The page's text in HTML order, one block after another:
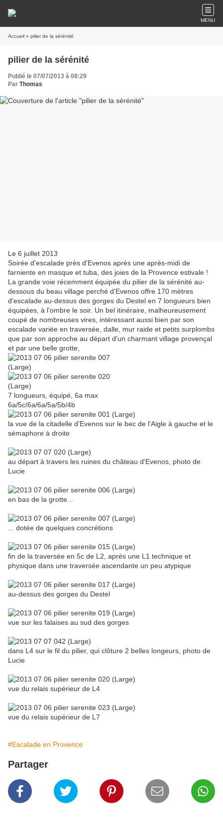
MENU
Accueil » pilier de la sérénité
pilier de la sérénité
Publié le 07/07/2013 à 08:29
Par Thomas
Le 6 juillet 2013
Soirée d'escalade près d'Evenos après une après-midi de
farniente en masque et tuba, des joies de la Provence estivale !
La grande voie récemment équipée du pilier de la sérénité au-
dessous du beau village perché d'Evenos offre 170 mètres
d'escalade au-dessus des gorges du Destel en 7 longueurs bien
équipées, à l'ombre le soir. Un bel itinéraire, malheureusement
coupé de nombreuses vires, intéressant aussi bien par son
escalade variée en traversée, dalle, mur raide et petits surplombs
que par son approche au départ d'un charmant village provençal
et par une belle grotte,
7 longueurs, équipé, 6a max
6a/5c/6a/6a/5a/5b/4b
la vue de la citadelle d'Evenos sur le bec de l'Aigle à gauche et le
sémaphore à droite
au départ à travers les ruines du château d'Evenos, photo de
Lucie
en bas de la grotte...
... dotée de quelques concrétions
fin de la traversée en 5c de L2, après une L1 technique et
physique dans une traversée ascendante un peu atypique
au-dessus des gorges du Destel
vue sur les falaises au sud des gorges
dans L4 sur le fil du pilier, qui clôture 2 belles longeurs, photo de
Lucie
vue du relais supérieur de L4
vue du relais supérieur de L7
#Escalade en Provence
Partager